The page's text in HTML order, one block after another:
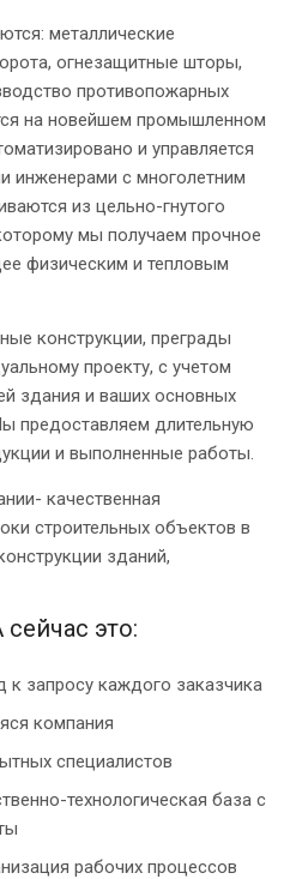
металлические
огнезащитные шторы,
противопожарных
на новейшем промышленном
и управляется
инженерами с многолетним
из цельно-гнутого
мы получаем прочное
физическим и тепловым
конструкции, преграды
проекту, с учетом
здания и ваших основных
предоставляем длительную
и выполненные работы.
качественная
строительных объектов в
зданий,
это:
запросу каждого заказчика
компания
специалистов
технологическая база с
рабочих процессов